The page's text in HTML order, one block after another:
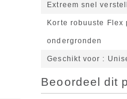
Extreem snel
Korte robuuste
ondergronden
Geschikt voor
Beoordeel dit